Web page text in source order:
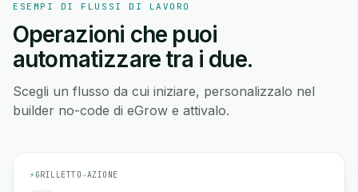
ESEMPI DI FLUSSI DI LAVORO
Operazioni che puoi
automatizzare tra i due.
Scegli un flusso da cui iniziare, personalizzalo nel
builder no-code di eGrow e attivalo.
⚡ GRILLETTO→AZIONE